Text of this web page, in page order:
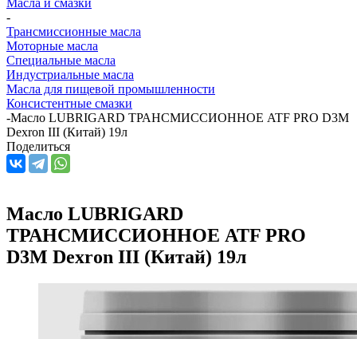
-
Трансмиссионные масла
Моторные масла
Специальные масла
Индустриальные масла
Масла для пищевой промышленности
Консистентные смазки
-Масло LUBRIGARD ТРАНСМИССИОННОЕ ATF PRO D3M
Dexron III (Китай) 19л
Поделиться
Масло LUBRIGARD
ТРАНСМИССИОННОЕ ATF PRO
D3M Dexron III (Китай) 19л